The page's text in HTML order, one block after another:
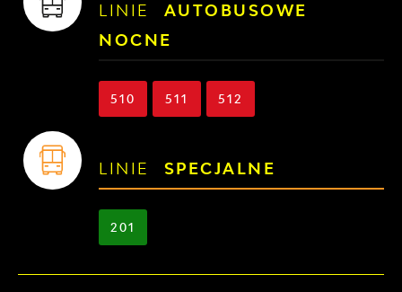
LINIE AUTOBUSOWE
NOCNE
510 511 512
LINIE SPECJALNE
201